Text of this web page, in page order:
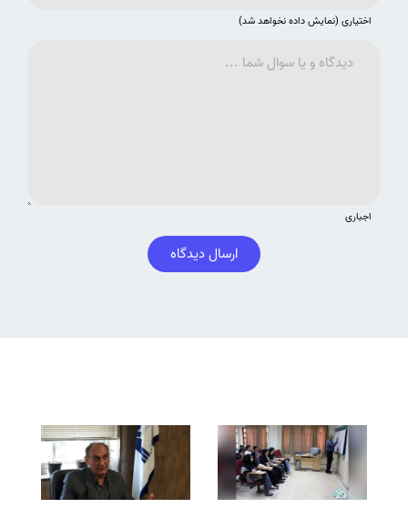
اختیاری (نمایش داده نخواهد شد)
اجباری
ارسال دیدگاه